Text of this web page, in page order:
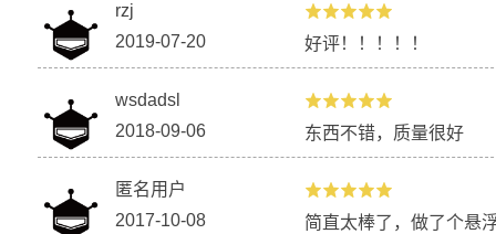
rzj
2019-07-20
好评！！！！！
wsdadsl
2018-09-06
东西不错，质量很好
匿名用户
2017-10-08
简直太棒了，做了个悬